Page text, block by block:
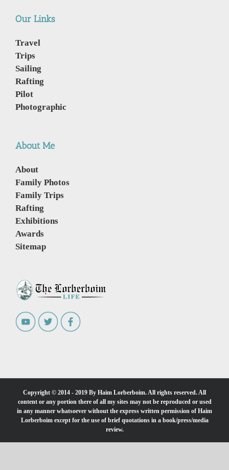
Our Links
Travel
Trips
Sailing
Rafting
Pilot
Photographic
About Me
About
Family Photos
Family Trips
Rafting
Exhibitions
Awards
Sitemap
Copyright © 2014 - 2019 By Haim Lorberboim. All rights reserved. All
content or any portion there of all my sites may not be reproduced or used
in any manner whatsoever without the express written permission of Haim
Lorberboim except for the use of brief quotations in a book/press/media
review.